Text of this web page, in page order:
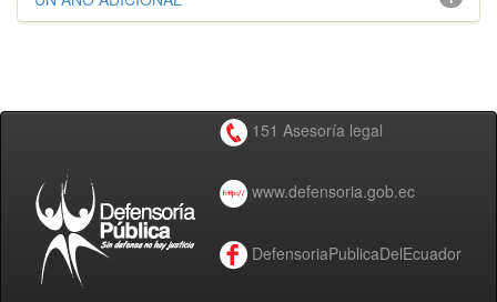
151 Asesoría legal
www.defensoria.gob.ec
DefensoriaPublicaDelEcuador